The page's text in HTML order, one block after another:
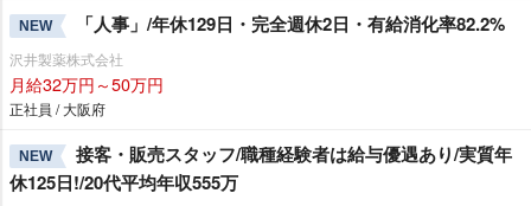
NEW 「人事」/年休129日・完全週休2日・有給消化率82.2%
沢井製薬株式会社
月給32万円～50万円
正社員 / 大阪府
NEW
接客・販売スタッフ/職種経験者は給与優遇あり/実質年
休125日!/20代平均年収555万